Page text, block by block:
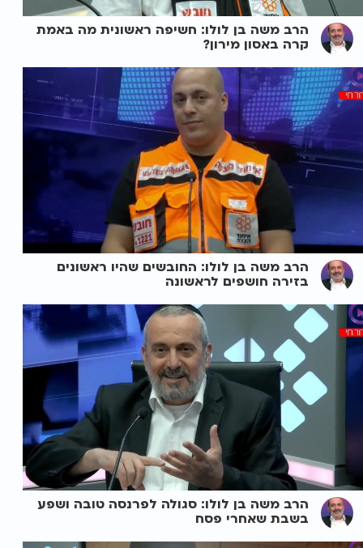
הרב משה בן לולו: חשיפה ראשונית מה באמת
קרה באסון מירון?
הרב משה בן לולו: החובשים שהיו ראשונים
בזירה חושפים לראשונה
הרב משה בן לולו: סגולה לפרנסה טובה ושפע
בשבת שאחרי פסח